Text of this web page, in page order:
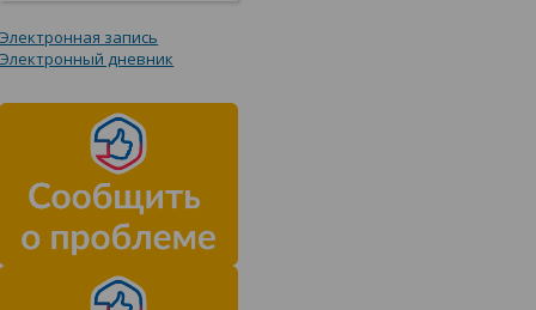
Электронная запись
Электронный дневник